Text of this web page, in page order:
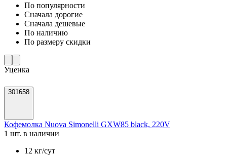
По популярности
Cначала дорогие
Cначала дешевые
По наличию
По размеру скидки
Уценка
301658
Кофемолка Nuova Simonelli GXW85 black, 220V
1 шт. в наличии
12 кг/сут